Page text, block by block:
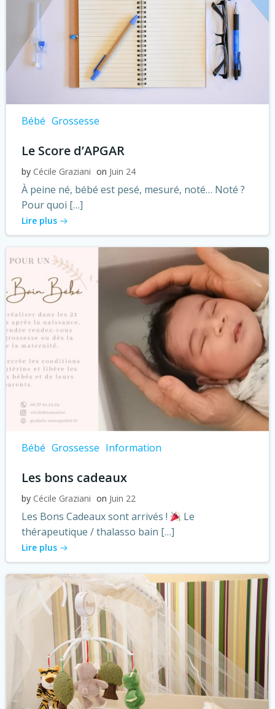
Bébé Grossesse
Le Score d’APGAR
by Cécile Graziani on Juin 24
À peine né, bébé est pesé, mesuré, noté… Noté ?
Pour quoi […]
Lire plus
Bébé Grossesse Information
Les bons cadeaux
by Cécile Graziani on Juin 22
Les Bons Cadeaux sont arrivés !
Le
thérapeutique / thalasso bain […]
Lire plus